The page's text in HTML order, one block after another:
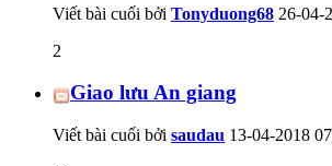
Viết bài cuối bởi Tonyduong68 26-04-
2
Giao lưu An giang
Viết bài cuối bởi saudau 13-04-2018